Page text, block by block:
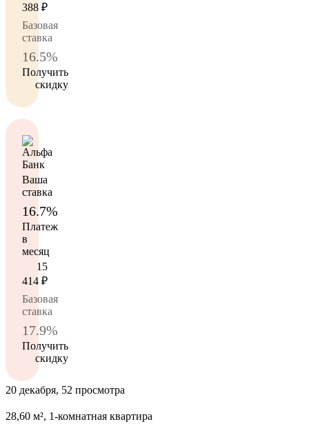
388 ₽
Базовая
ставка
16.5%
Получить
скидку
Ваша
ставка
16.7%
Платеж
в
месяц
15
414 ₽
Базовая
ставка
17.9%
Получить
скидку
20 декабря, 52 просмотра
28,60 м², 1-комнатная квартира